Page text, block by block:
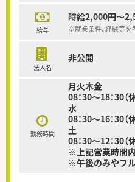
給与
時給2,000円～
※就業条件、経験等を
法人名
非公開
勤務時間
月火木金
08：30～18：30（
水
08：30～16：30（
土
08：30～12：30（
※上記営業時間
※午後のみやフ